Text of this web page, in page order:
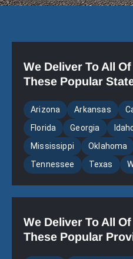
We Deliver To All
These Popular
Arizona Arkansas
Florida
Georgia
Mississippi
Oklahoma
Tennessee
Texas
We Deliver To All
These Popular